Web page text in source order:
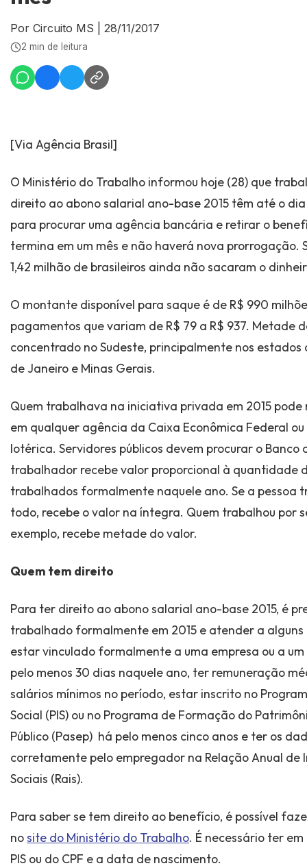
Por Circuito MS 28/11/2017
2 min de leitura
[Via Agência Brasil]
O Ministério do Trabalho informou hoje (28) que
direito ao abono salarial ano-base 2015 têm até o
para procurar uma agência bancária e retirar o
termina em um mês e não haverá nova prorrogação.
1,42 milhão de brasileiros ainda não sacaram o
O montante disponível para saque é de R$ 990
pagamentos que variam de R$ 79 a R$ 937. Metade
concentrado no Sudeste, principalmente nos estados
de Janeiro e Minas Gerais.
Quem trabalhava na iniciativa privada em 2015
em qualquer agência da Caixa Econômica Federal
lotérica. Servidores públicos devem procurar o Banco
trabalhador recebe valor proporcional à quantidade
trabalhados formalmente naquele ano. Se a pessoa
todo, recebe o valor na íntegra. Quem trabalhou por
exemplo, recebe metade do valor.
Quem tem direito
Para ter direito ao abono salarial ano-base 2015, é
trabalhado formalmente em 2015 e atender a alguns
estar vinculado formalmente a uma empresa ou a
pelo menos 30 dias naquele ano, ter remuneração
salários mínimos no período, estar inscrito no
Social (PIS) ou no Programa de Formação do
Público (Pasep) há pelo menos cinco anos e ter os
corretamente pelo empregador na Relação Anual de
Sociais (Rais).
Para saber se tem direito ao benefício, é possível
nosite do Ministério do Trabalho. É necessário ter
PIS ou do CPF e a data de nascimento.